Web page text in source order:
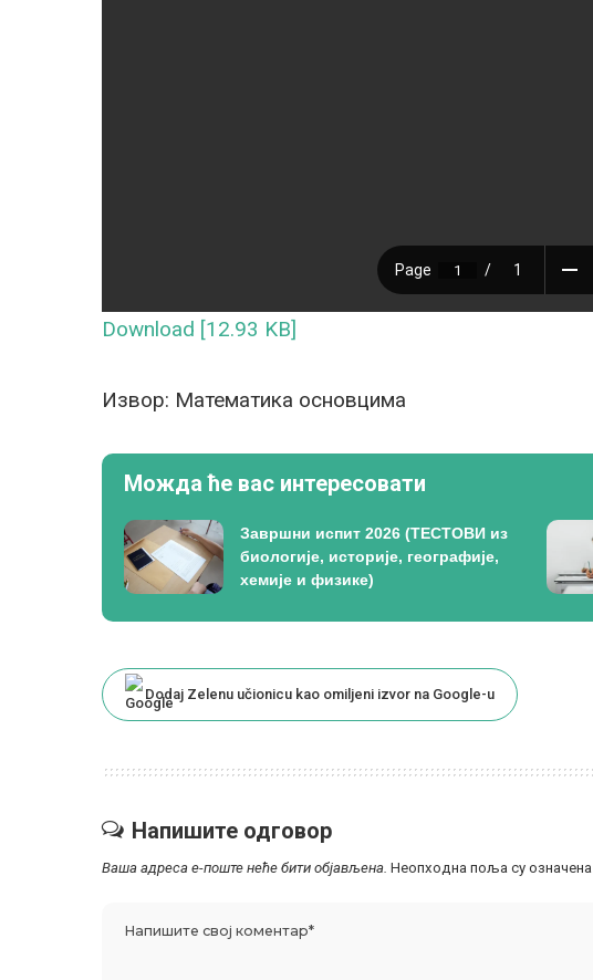
Download [12.93 KB]
Извор: Математика основцима
Можда ће вас интересовати
Завршни испит 2026 (ТЕСТОВИ из
биологије, историје, географије,
хемије и физике)
Dodaj Zelenu učionicu kao omiljeni izvor na Google-u
Напишите одговор
Ваша адреса е-поште неће бити објављена. Неопходна поља су означена